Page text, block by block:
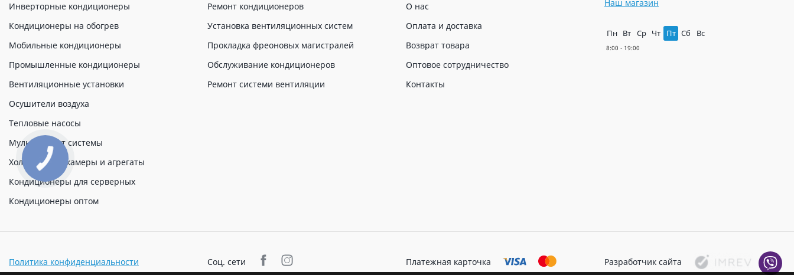
Инверторные кондиционеры
Кондиционеры на обогрев
Мобильные кондиционеры
Промышленные кондиционеры
Вентиляционные установки
Осушители воздуха
Тепловые насосы
Мульти сплит системы
Холодильные камеры и агрегаты
Кондиционеры для серверных
Кондиционеры оптом
Ремонт кондиционеров
Установка вентиляционных систем
Прокладка фреоновых магистралей
Обслуживание кондиционеров
Ремонт системи вентиляции
О нас
Оплата и доставка
Возврат товара
Оптовое сотрудничество
Контакты
Наш магазин
Пн Вт Ср Чт Пт Сб Вс
Политика конфиденциальности Соц. сети Платежная карточка Разработчик сайта